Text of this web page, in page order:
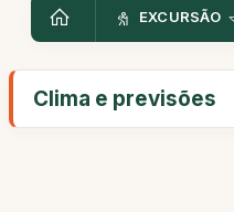
EXCURSÃO
Clima e previsões